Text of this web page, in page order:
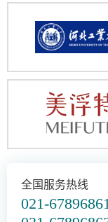
全国服务热线
021-